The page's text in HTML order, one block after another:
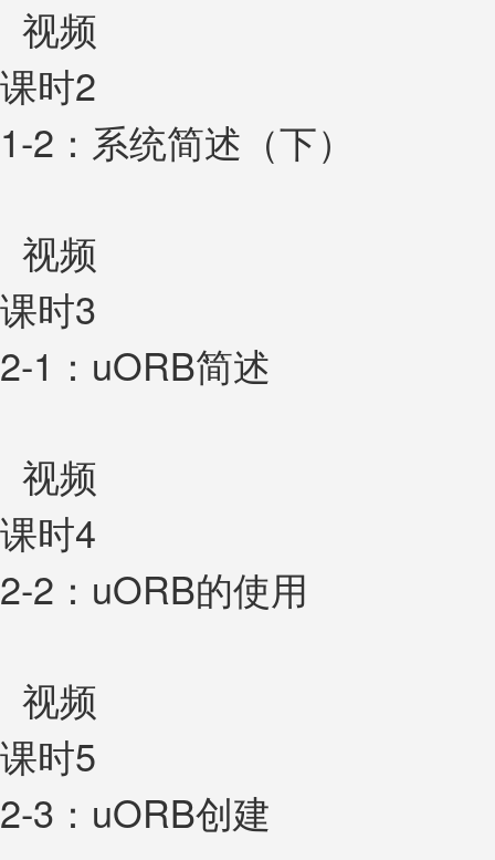
视频
课时2
1-2：系统简述（下）
视频
课时3
2-1：uORB简述
视频
课时4
2-2：uORB的使用
视频
课时5
2-3：uORB创建